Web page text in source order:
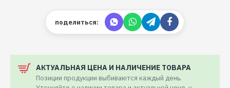
поделиться:
АКТУАЛЬНАЯ ЦЕНА И НАЛИЧЕНИЕ ТОВАРА
Позиции продукции выбиваются каждый день.